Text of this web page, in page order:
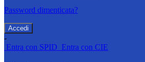
Password dimenticata?
-
Entra con SPID Entra con CIE